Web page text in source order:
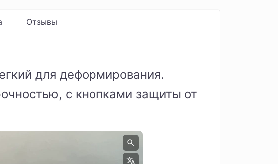
Отзывы
для деформирования.
с кнопками защиты от